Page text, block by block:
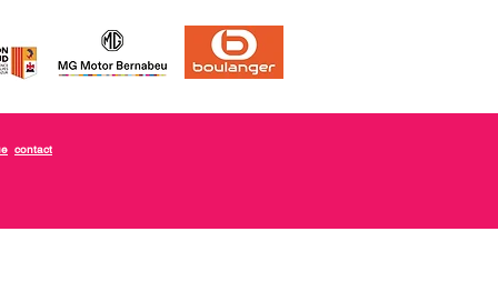
contact